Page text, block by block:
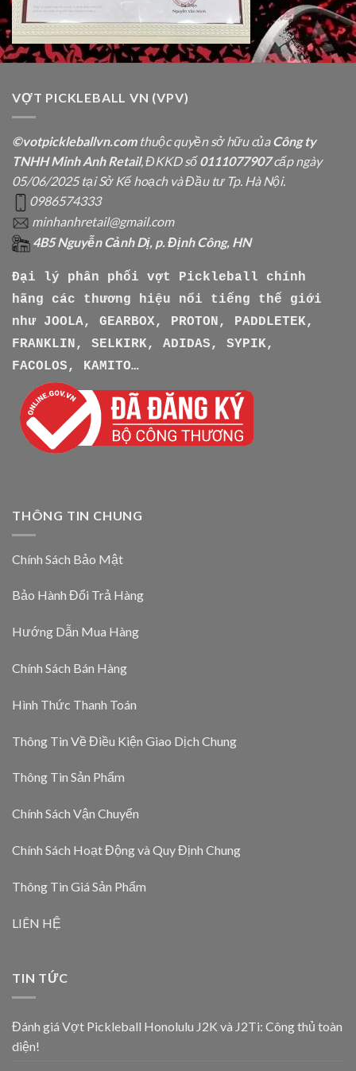
VỢT PICKLEBALL VN (VPV)
©votpickleballvn.comthuộc quyền sở hữu củaCông ty
TNHH Minh Anh Retail, ĐKKD số0111077907cấp ngày
05/06/2025 tại Sở Kế hoạch và Đầu tư Tp. Hà Nội.
0986574333
minhanhretail@gmail.com
4B5 Nguyễn Cảnh Dị, p. Định Công, HN
Đại lý phân phối vợt Pickleball chính
hãng các thương hiệu nổi tiếng thế giới
như
JOOLA, GEARBOX, PROTON, PADDLETEK,
FRANKLIN, SELKIRK, ADIDAS, SYPIK,
FACOLOS, KAMITO…
THÔNG TIN CHUNG
Chính Sách Bảo Mật
Bảo Hành Đổi Trả Hàng
Hướng Dẫn Mua Hàng
Chính Sách Bán Hàng
Hình Thức Thanh Toán
Thông Tin Về Điều Kiện Giao Dịch Chung
Thông Tin Sản Phẩm
Chính Sách Vận Chuyển
Chính Sách Hoạt Động và Quy Định Chung
Thông Tin Giá Sản Phẩm
LIÊN HỆ
TIN TỨC
Đánh giá Vợt Pickleball Honolulu J2K và J2Ti: Công thủ toàn
diện!